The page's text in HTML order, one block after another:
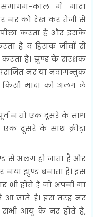
काल में मादा
नर को देख कर तेजी से
करता है और इसके
है व हिंसक जीवों से
करता है। झुण्ड के संरक्षक
नर या नवागन्तुक
मादा को अलग ले
न तो एक दूसरे के साथ
दूसरे के साथ क्रीड़ा
से अलग हो जाता है और
झुण्ड बनाता है। इस
भी होते हैं जो अपनी मां
जाते हैं। इस तरह नर
आयु के नर होते हैं,